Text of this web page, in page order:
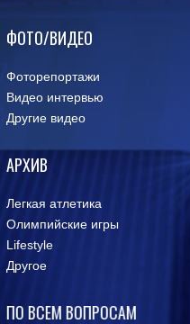
ФОТО/ВИДЕО
Фоторепортажи
Видео интервью
Другие видео
АРХИВ
Легкая атлетика
Олимпийские игры
Lifestyle
Другое
ПО ВСЕМ ВОПРОСАМ